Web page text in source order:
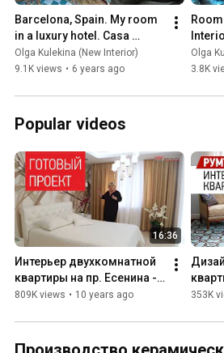
Barcelona, ​​Spain. My room
in a luxury hotel. Casa
Vicens. A room tour of the
interior of Gaudi'...
Olga Kulekina (New Interior)
9.1K views • 6 years ago
Olga
3.8K
Popular videos
16:36
Интерьер двухкомнатной
квартиры на пр. Есенина -
76 кв.м. Обзор интерьера
809K views • 10 years ago
парк
по
353K